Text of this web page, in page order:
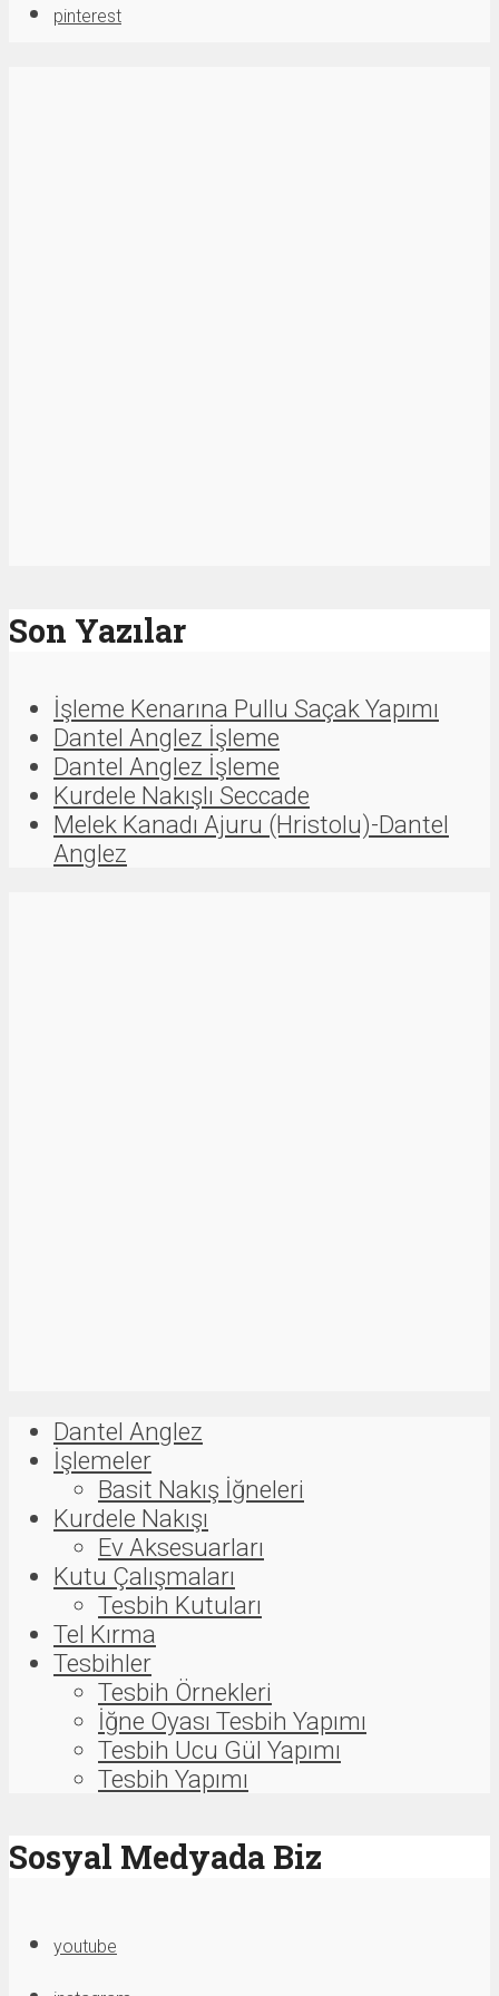
pinterest
Son Yazılar
İşleme Kenarına Pullu Saçak Yapımı
Dantel Anglez İşleme
Dantel Anglez İşleme
Kurdele Nakışlı Seccade
Melek Kanadı Ajuru (Hristolu)-Dantel
Anglez
Dantel Anglez
İşlemeler
Basit Nakış İğneleri
Kurdele Nakışı
Ev Aksesuarları
Kutu Çalışmaları
Tesbih Kutuları
Tel Kırma
Tesbihler
Tesbih Örnekleri
İğne Oyası Tesbih Yapımı
Tesbih Ucu Gül Yapımı
Tesbih Yapımı
Sosyal Medyada Biz
youtube